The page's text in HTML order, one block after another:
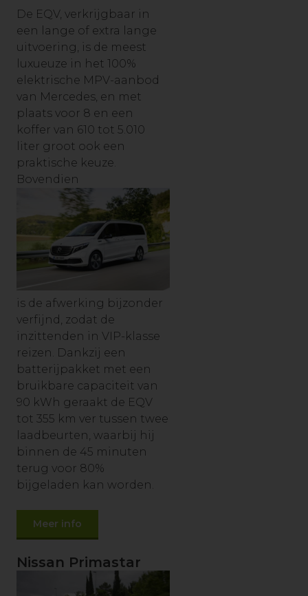
De EQV, verkrijgbaar in
een lange of extra lange
uitvoering, is de meest
luxueuze in het 100%
elektrische MPV-aanbod
van Mercedes, en met
plaats voor 8 en een
koffer van 610 tot 5.010
liter groot ook een
praktische keuze.
Bovendien
is de afwerking bijzonder
verfijnd, zodat de
inzittenden in VIP-klasse
reizen. Dankzij een
batterijpakket met een
bruikbare capaciteit van
90 kWh geraakt de EQV
tot 355 km ver tussen twee
laadbeurten, waarbij hij
binnen de 45 minuten
terug voor 80%
bijgeladen kan worden.
Meer info
Nissan Primastar